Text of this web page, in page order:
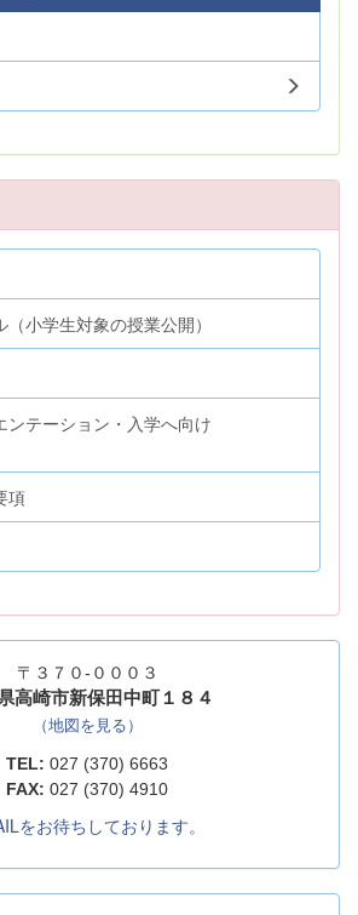
小学生対象の授業公開）
ンテーション・入学へ向け
項
〒３７０-０００３
高崎市新保田中町１８４
（地図を見る）
TEL: 027 (370) 6663
FAX: 027 (370) 4910
をお待ちしております。